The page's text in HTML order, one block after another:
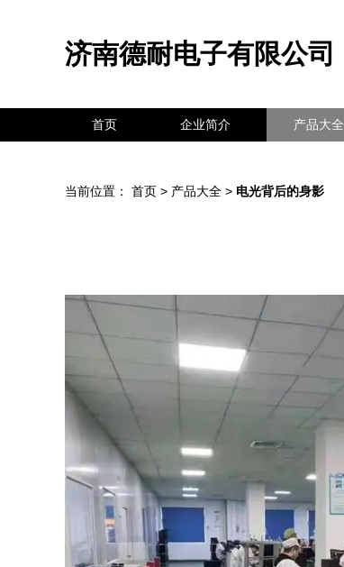
济南德耐电子有限公司
首页 企业简介 产品大全
当前位置： 首页 > 产品大全 > 电光背后的身影